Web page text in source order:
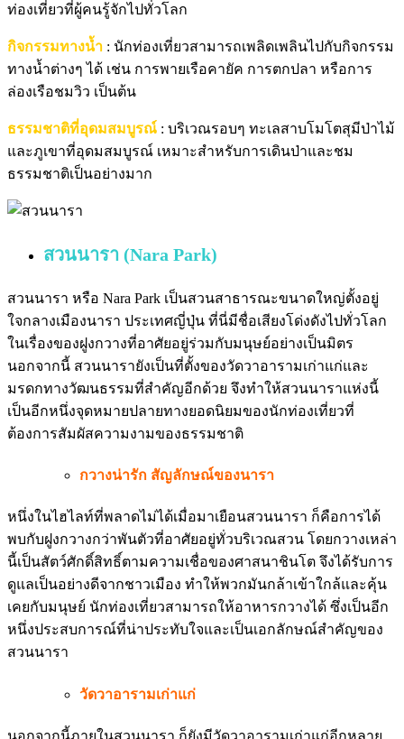
ท่องเที่ยวที่ผู้คนรู้จักไปทั่วโลก
กิจกรรมทางน้ำ : นักท่องเที่ยวสามารถเพลิดเพลินไปกับกิจกรรม
ทางน้ำต่างๆ ได้ เช่น การพายเรือคายัค การตกปลา หรือการ
ล่องเรือชมวิว เป็นต้น
ธรรมชาติที่อุดมสมบูรณ์ : บริเวณรอบๆ ทะเลสาบโมโตสุมีป่าไม้
และภูเขาที่อุดมสมบูรณ์ เหมาะสำหรับการเดินป่าและชม
ธรรมชาติเป็นอย่างมาก
สวนนารา (Nara Park)
สวนนารา หรือ Nara Park เป็นสวนสาธารณะขนาดใหญ่ตั้งอยู่
ใจกลางเมืองนารา ประเทศญี่ปุ่น ที่นี่มีชื่อเสียงโด่งดังไปทั่วโลก
ในเรื่องของฝูงกวางที่อาศัยอยู่ร่วมกับมนุษย์อย่างเป็นมิตร
นอกจากนี้ สวนนารายังเป็นที่ตั้งของวัดวาอารามเก่าแก่และ
มรดกทางวัฒนธรรมที่สำคัญอีกด้วย จึงทำให้สวนนาราแห่งนี้
เป็นอีกหนึ่งจุดหมายปลายทางยอดนิยมของนักท่องเที่ยวที่
ต้องการสัมผัสความงามของธรรมชาติ
กวางน่ารัก สัญลักษณ์ของนารา
หนึ่งในไฮไลท์ที่พลาดไม่ได้เมื่อมาเยือนสวนนารา ก็คือการได้
พบกับฝูงกวางกว่าพันตัวที่อาศัยอยู่ทั่วบริเวณสวน โดยกวางเหล่า
นี้เป็นสัตว์ศักดิ์สิทธิ์ตามความเชื่อของศาสนาชินโต จึงได้รับการ
ดูแลเป็นอย่างดีจากชาวเมือง ทำให้พวกมันกล้าเข้าใกล้และคุ้น
เคยกับมนุษย์ นักท่องเที่ยวสามารถให้อาหารกวางได้ ซึ่งเป็นอีก
หนึ่งประสบการณ์ที่น่าประทับใจและเป็นเอกลักษณ์สำคัญของ
สวนนารา
วัดวาอารามเก่าแก่
นอกจากนี้ภายในสวนนารา ก็ยังมีวัดวาอารามเก่าแก่อีกหลาย